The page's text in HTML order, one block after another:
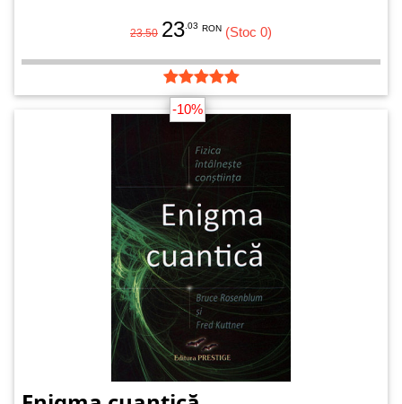
23.50 23 .03 RON (Stoc 0)
-10%